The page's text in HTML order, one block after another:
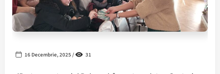
16 Decembrie, 2025 / 31